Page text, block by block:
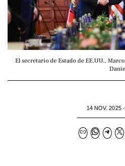
El secretario de Estado de EE.UU.,
14 NOV. 2025